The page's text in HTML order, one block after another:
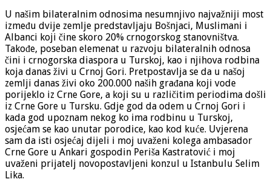
U našim bilateralnim odnosima nesumnjivo najvažniji most
između dvije zemlje predstavljaju Bošnjaci, Muslimani i
Albanci koji čine skoro 20% crnogorskog stanovništva.
Takođe, poseban elemenat u razvoju bilateralnih odnosa
čini i crnogorska diaspora u Turskoj, kao i njihova rodbina
koja danas živi u Crnoj Gori. Pretpostavlja se da u našoj
zemlji danas živi oko 200.000 naših građana koji vode
porijeklo iz Crne Gore, a koji su u različitim periodima došli
iz Crne Gore u Tursku. Gdje god da odem u Crnoj Gori i
kada god upoznam nekog ko ima rodbinu u Turskoj,
osjećam se kao unutar porodice, kao kod kuće. Uvjerena
sam da isti osjećaj dijeli i moj uvaženi kolega ambasador
Crne Gore u Ankari gospodin Periša Kastratović i moj
uvaženi prijatelj novopostavljeni konzul u Istanbulu Selim
Lika.